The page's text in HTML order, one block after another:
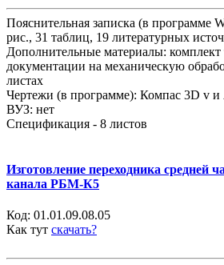
Пояснительная записка (в программе
рис., 31 таблиц, 19 литературных
Дополнительные материалы: комплект
документации на механическую
листах
Чертежи (в программе): Компас 3D v и
ВУЗ: нет
Спецификация - 8 листов
Изготовление переходника средней
канала РБМ-К5
Код: 01.01.09.08.05
Как тут скачать?